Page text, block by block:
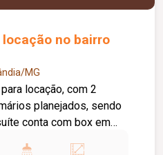
no bairro
MG
locação, com 2
planejados, sendo
conta com box em